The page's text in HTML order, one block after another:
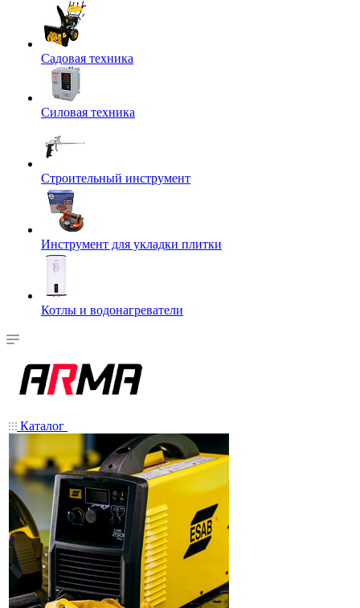
Садовая техника
Силовая техника
Строительный инструмент
Инструмент для укладки плитки
Котлы и водонагреватели
Каталог